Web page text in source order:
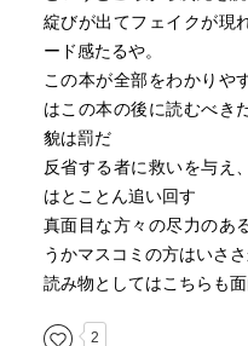
綻びが出てフェイクが現
ード感たるや。
この本が全部をわかりや
はこの本の後に読むべき
貌は罰だ
反省する者に救いを与え
はとことん追い回す
真面目な方々の尽力のあ
うかマスコミの方はいさ
読み物としてはこちらも
2